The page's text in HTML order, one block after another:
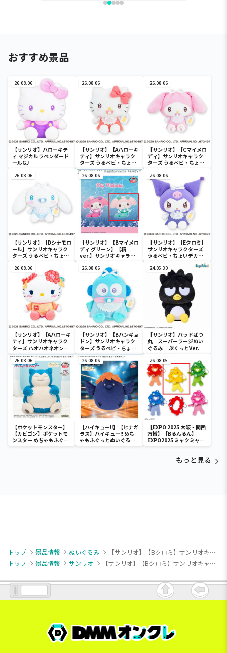
おすすめ景品
26.08.06
【サンリオ】ハローキテ
ィ マジカルラベンダード
ールGJ
26.08.06
【サンリオ】【Aハローキ
ティ】サンリオキャラク
ターズ うるベビ・ちょい
デカドール
26.08.06
【サンリオ】【Cマイメロ
ディ】サンリオキャラク
ターズ うるベビ・ちょい
26.08.06
【サンリオ】【Dシナモロ
ール】サンリオキャラク
ターズ うるベビ・ちょい
26.08.06
【サンリオ】【Bマイメロ
ディ グリーン】【箱
ver.】サンリオキャラク
SOFVIMATES～マイメロ
ディ マーメイドver. ～
26.08.06
【サンリオ】【Eクロミ】
サンリオキャラクターズ
うるベビ・ちょいデカド
26.08.06
【サンリオ】【Aハローキ
ティ】サンリオキャラク
ターズ ハオハオネオンタ
ウンドールBIGタイプ1
26.08.06
【サンリオ】【Bハンギョ
ドン】サンリオキャラク
ターズ うるベビ・ちょい
デカドール
24.05.30
【サンリオ】バッドばつ
丸 スーパーラージぬい
ぐるみ ぷくっとVer.
26.08.06
【ポケットモンスター】
【カビゴン】ポケットモ
ンスター めちゃもふぐっ
と ほっこりいやされぬい
26.08.06
【ハイキュー!!】【ヒナガ
ラス】ハイキュー!! めち
ゃもふぐっとぬいぐるみ
～ヒナガラス～
26.08.05
【EXPO 2025 大阪・関西
万博】【Bるんるん】
EXPO2025 ミャクミャク
カラフルゴム紐付きぬい
もっと見る
トップ 景品情報 ぬいぐるみ
【サンリオ】【Bクロミ】サンリオキャラクターズ クローバーウィッシュドールBIGタイプ1
トップ
景品情報 サンリオ 【サンリオ】【Bクロミ】サンリオキャラクターズ クローバーウィッシュドールBIGタイプ1